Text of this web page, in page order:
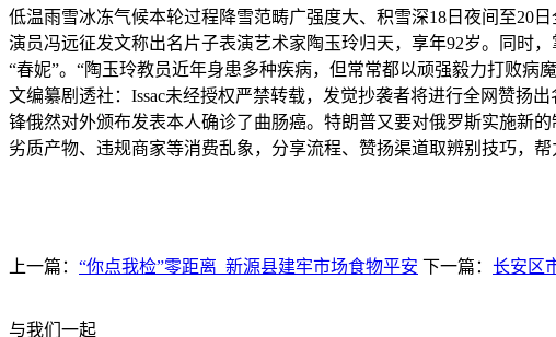
低温雨雪冰冻气候本轮过程降雪范畴广强度大、积雪深18日夜间至20
演员冯远征发文称出名片子表演艺术家陶玉玲归天，享年92岁。同时
“春妮”。“陶玉玲教员近年身患多种疾病，但常常都以顽强毅力打败
文编纂剧透社：Issac未经授权严禁转载，发觉抄袭者将进行全网赞扬
锋俄然对外颁布发表本人确诊了曲肠癌。特朗普又要对俄罗斯实施新
劣质产物、违规商家等消费乱象，分享流程、赞扬渠道取辨别技巧，帮
上一篇： “你点我检”零距离 新源县建牢市场食物平安 下一篇： 长安区
与我们一起